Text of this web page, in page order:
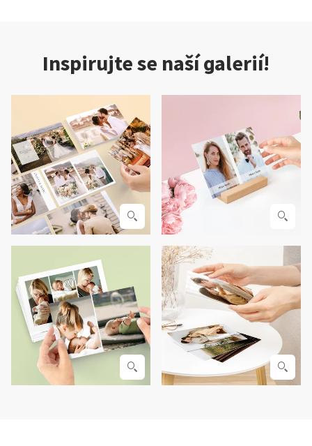
Inspirujte se naší galerií!